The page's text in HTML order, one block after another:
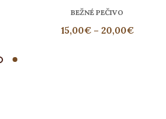
BEŽNÉ PEČIVO
15,00€– 20,00€